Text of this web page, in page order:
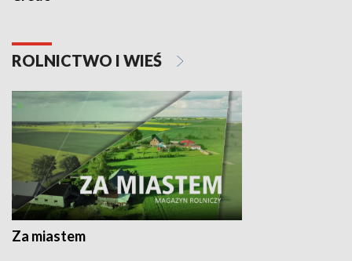
ROLNICTWO I WIEŚ
Za miastem